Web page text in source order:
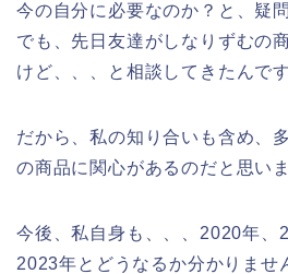
今の自分に必要なのか？と、疑
でも、先日友達がしなりずむの
けど、、、と相談してきたんです
だから、私の知り合いも含め、
の商品に関心があるのだと思いま
今後、私自身も、、、2020年、
2023年とどうなるか分かりませ